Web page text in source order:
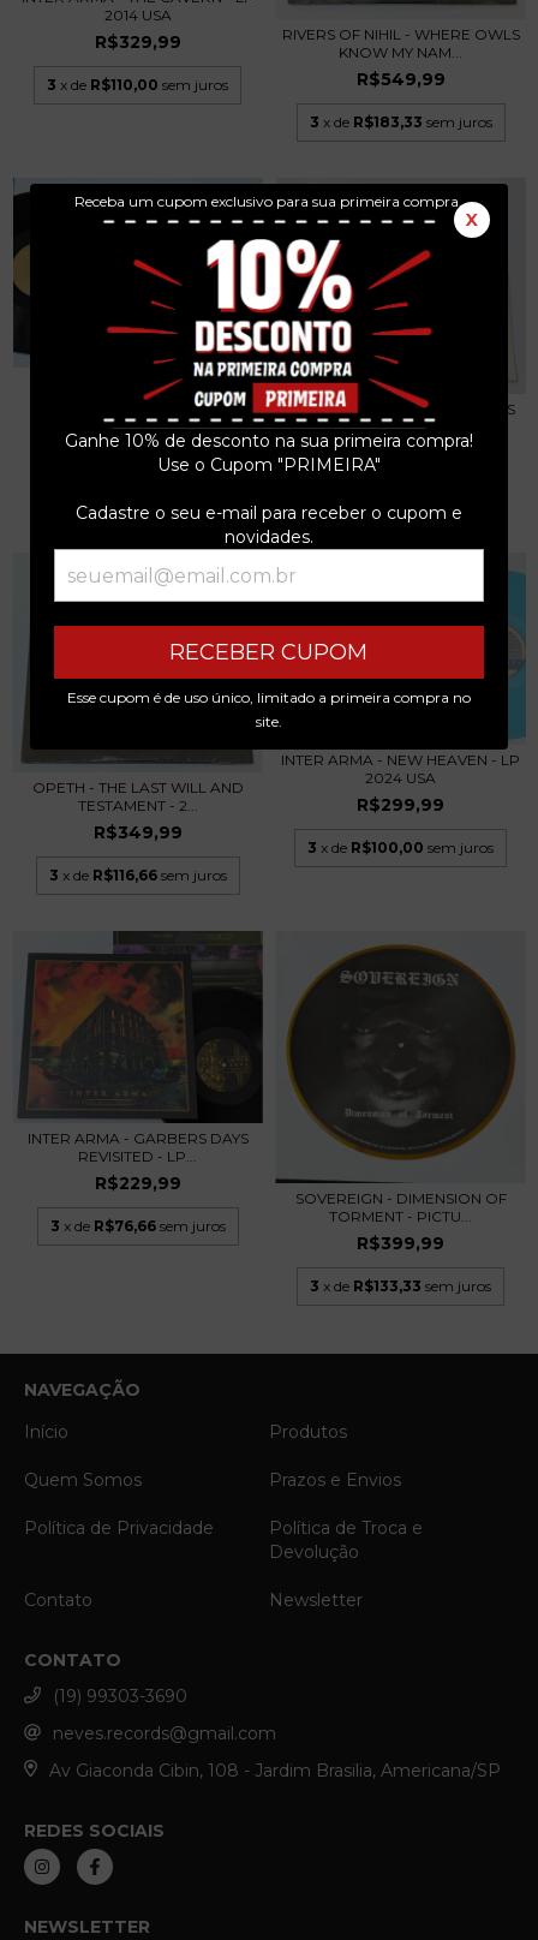
Receba um cupom exclusivo para sua primeira compra.
X
Ganhe 10% de desconto na sua primeira compra!
Use o Cupom "PRIMEIRA"
Cadastre o seu e-mail para receber o cupom e
novidades.
RECEBER CUPOM
Esse cupom é de uso único, limitado a primeira compra no
site.
2014 USA
R$329,99
3 x de R$110,00 sem juros
RIVERS OF NIHIL - WHERE OWLS
KNOW MY NAM...
R$549,99
3 x de R$183,33 sem juros
INTER ARMA - SULPHUR
ENGLISH - 2 LPS 201...
R$349,99
sem juros
CHAPEL OF DISEASE - ECHOES
OF LIGHT - LP...
R$319,99
OPETH - THE LAST WILL AND
TESTAMENT - 2...
R$349,99
3 x de R$116,66 sem juros
INTER ARMA - NEW HEAVEN - LP
2024 USA
R$299,99
3 x de R$100,00 sem juros
INTER ARMA - GARBERS DAYS
REVISITED - LP...
R$229,99
3 x de R$76,66 sem juros
SOVEREIGN - DIMENSION OF
TORMENT - PICTU...
R$399,99
3 x de R$133,33 sem juros
NAVEGAÇÃO
Início
Produtos
Quem Somos Prazos e Envios
Política de Privacidade
Política de Troca e
Devolução
Contato Newsletter
CONTATO
(19) 99303-3690
neves.records@gmail.com
Av Giaconda Cibin, 108 - Jardim Brasilia, Americana/SP
REDES SOCIAIS
NEWSLETTER